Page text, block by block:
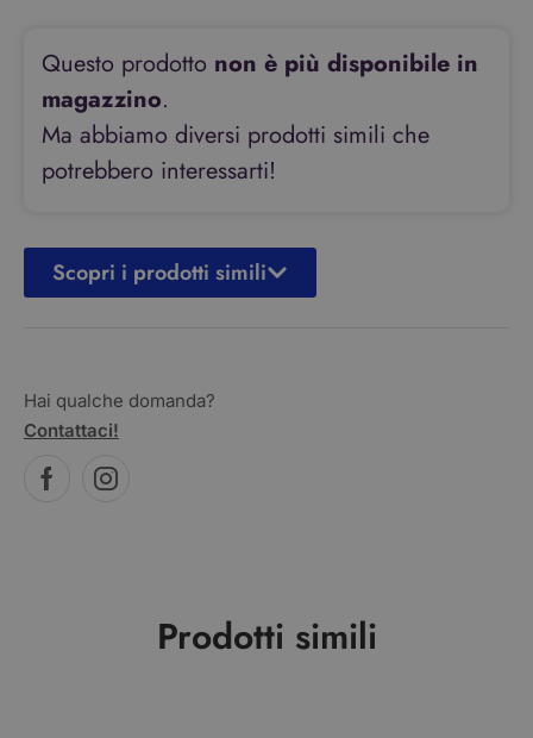
Questo prodotto non è più disponibile in
magazzino.
Ma abbiamo diversi prodotti simili che
potrebbero interessarti!
Scopri i prodotti simili
Hai qualche domanda?
Contattaci!
Prodotti simili